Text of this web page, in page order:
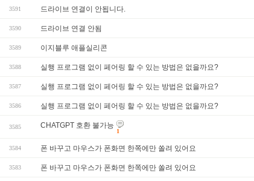
3591 드라이브 연결이 안됩니다.
3590 드라이브 연결 안됨
3589 이지블루 애플실리콘
3588 실행 프로그램 없이 페어링 할 수 있는 방법은 없을까요?
3587 실행 프로그램 없이 페어링 할 수 있는 방법은 없을까요?
3586 실행 프로그램 없이 페어링 할 수 있는 방법은 없을까요?
3585 CHATGPT 호환 불가능
1
3584 폰 바꾸고 마우스가 폰화면 한쪽에만 쏠려 있어요
3583 폰 바꾸고 마우스가 폰화면 한쪽에만 쏠려 있어요